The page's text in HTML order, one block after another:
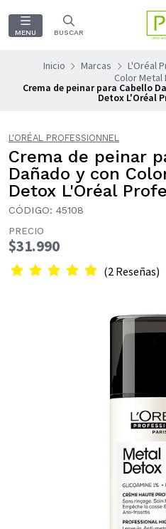
MENU BUSCAR
Inicio Marcas L'Oréal
Color Metal
Crema de peinar para Cabello
Detox L'Oréal
L'ORÉAL PROFESSIONNEL
Crema de peinar
Dañado y con
Detox L'Oréal
CÓDIGO: 45108
PRECIO
$31.990
(2 Reseñas)